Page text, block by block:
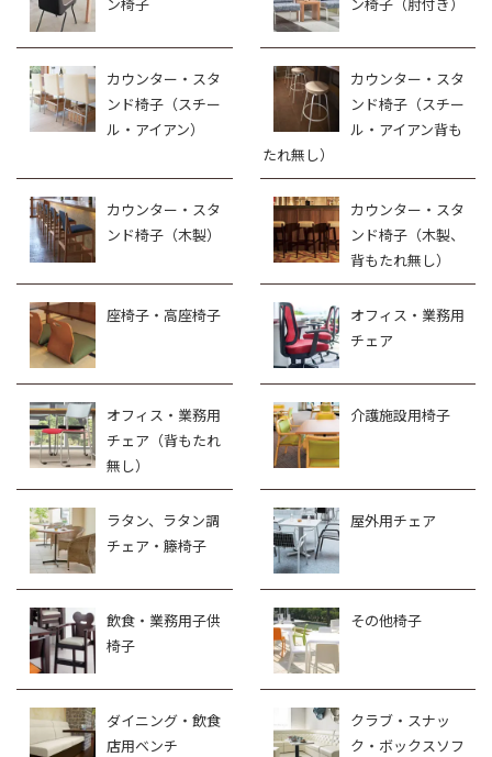
カウンター・スタ
ンド椅子（スチー
ル・アイアン）
カウンター・スタ
ンド椅子（スチー
ル・アイアン背も
たれ無し）
カウンター・スタ
ンド椅子（木製）
カウンター・スタ
ンド椅子（木製、
背もたれ無し）
座椅子・高座椅子
オフィス・業務用
チェア
オフィス・業務用
チェア（背もたれ
無し）
介護施設用椅子
ラタン、ラタン調
チェア・籐椅子
屋外用チェア
飲食・業務用子供
椅子
その他椅子
ダイニング・飲食
店用ベンチ
クラブ・スナッ
ク・ボックスソフ